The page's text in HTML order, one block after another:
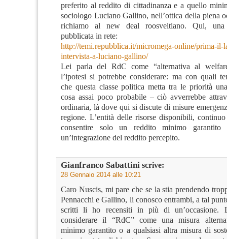
preferito al reddito di cittadinanza e a quello
sociologo Luciano Gallino, nell’ottica della piena
richiamo al new deal roosveltiano. Qui, una
pubblicata in rete:
http://temi.repubblica.it/micromega-online/prima-il-
intervista-a-luciano-gallino/
Lei parla del RdC come “alternativa al
l’ipotesi si potrebbe considerare: ma con quali
che questa classe politica metta tra le priorità
cosa assai poco probabile – ciò avverrebbe
ordinaria, là dove qui si discute di misure
regione. L’entità delle risorse disponibili,
consentire solo un reddito minimo
un’integrazione del reddito percepito.
Gianfranco Sabattini scrive:
28 Gennaio 2014 alle 10:21
Caro Nuscis, mi pare che se la stia prendendo
Pennacchi e Gallino, li conosco entrambi, a tal
scritti li ho recensiti in più di un’occasione.
considerare il “RdC” come una misura
minimo garantito o a qualsiasi altra misura di